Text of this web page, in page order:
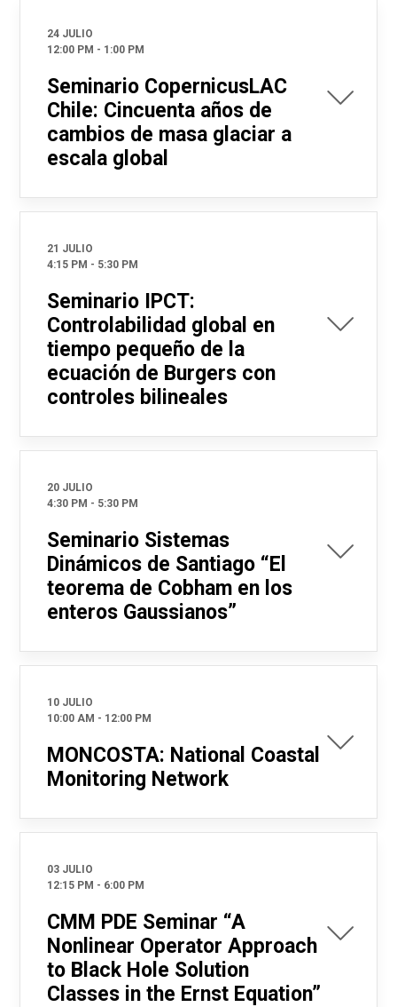
24 JULIO
12:00 PM - 1:00 PM
Seminario CopernicusLAC
Chile: Cincuenta años de
cambios de masa glaciar a
escala global
21 JULIO
4:15 PM - 5:30 PM
Seminario IPCT:
Controlabilidad global en
tiempo pequeño de la
ecuación de Burgers con
controles bilineales
20 JULIO
4:30 PM - 5:30 PM
Seminario Sistemas
Dinámicos de Santiago “El
teorema de Cobham en los
enteros Gaussianos”
10 JULIO
10:00 AM - 12:00 PM
MONCOSTA: National Coastal
Monitoring Network
03 JULIO
12:15 PM - 6:00 PM
CMM PDE Seminar “A
Nonlinear Operator Approach
to Black Hole Solution
Classes in the Ernst Equation”